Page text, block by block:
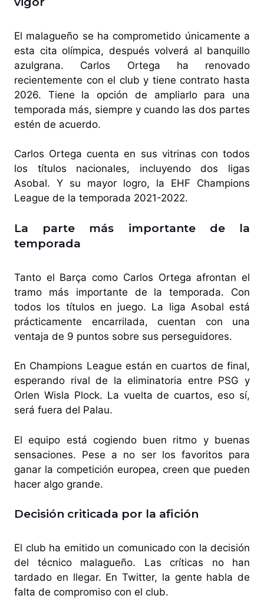
El malagueño se ha comprometido únicamente a
esta cita olímpica, después volverá al banquillo
azulgrana. Carlos Ortega ha renovado
recientemente con el club y tiene contrato hasta
2026. Tiene la opción de ampliarlo para una
temporada más, siempre y cuando las dos partes
estén de acuerdo.
Carlos Ortega cuenta en sus vitrinas con todos
los títulos nacionales, incluyendo dos ligas
Asobal. Y su mayor logro, la EHF Champions
League de la temporada 2021-2022.
La parte más importante de la
temporada
Tanto el Barça como Carlos Ortega afrontan el
tramo más importante de la temporada. Con
todos los títulos en juego. La liga Asobal está
prácticamente encarrilada, cuentan con una
ventaja de 9 puntos sobre sus perseguidores.
En Champions League están en cuartos de final,
esperando rival de la eliminatoria entre PSG y
Orlen Wisla Plock. La vuelta de cuartos, eso sí,
será fuera del Palau.
El equipo está cogiendo buen ritmo y buenas
sensaciones. Pese a no ser los favoritos para
ganar la competición europea, creen que pueden
hacer algo grande.
Decisión criticada por la afición
El club ha emitido un comunicado con la decisión
del técnico malagueño. Las críticas no han
tardado en llegar. En Twitter, la gente habla de
falta de compromiso con el club.